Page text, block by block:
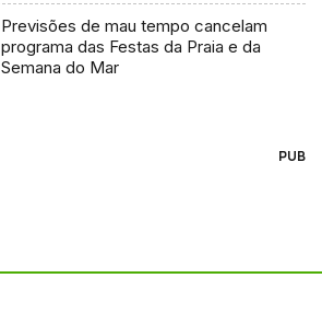
Previsões de mau tempo cancelam
programa das Festas da Praia e da
Semana do Mar
PUB